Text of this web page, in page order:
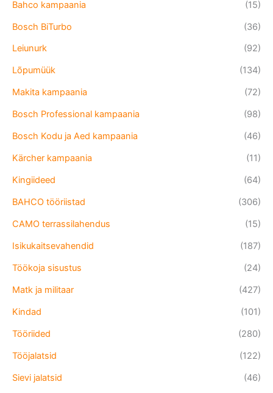
Bahco kampaania
(15)
Bosch BiTurbo
(36)
Leiunurk
(92)
Lõpumüük
(134)
Makita kampaania
(72)
Bosch Professional kampaania
(98)
Bosch Kodu ja Aed kampaania
(46)
Kärcher kampaania
(11)
Kingiideed
(64)
BAHCO tööriistad
(306)
CAMO terrassilahendus
(15)
Isikukaitsevahendid
(187)
Töökoja sisustus
(24)
Matk ja militaar
(427)
Kindad
(101)
Tööriided
(280)
Tööjalatsid
(122)
Sievi jalatsid
(46)